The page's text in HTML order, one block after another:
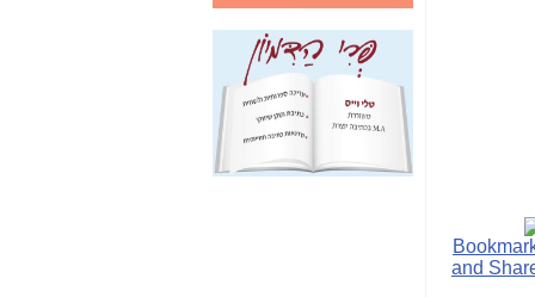
אחת הרגליים של "תיק
4000 התפור"
התמוטטה היום
בניצחון (כפול) של בזק
-
כאן
הפכו לפתע לטובת